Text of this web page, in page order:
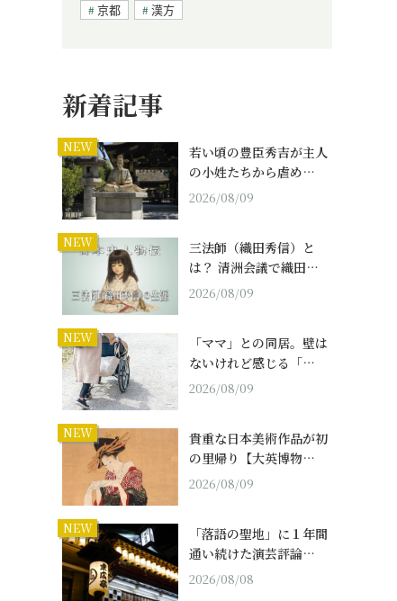
京都
漢方
新着記事
NEW
若い頃の豊臣秀吉が主人
の小姓たちから虐め…
2026/08/09
NEW
三法師（織田秀信）と
は？ 清洲会議で織田…
2026/08/09
NEW
「ママ」との同居。壁は
ないけれど感じる「…
2026/08/09
NEW
貴重な日本美術作品が初
の里帰り【大英博物…
2026/08/09
NEW
「落語の聖地」に１年間
通い続けた演芸評論…
2026/08/08